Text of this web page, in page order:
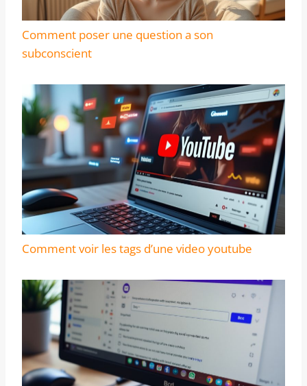
Comment poser une question a son
subconscient
Comment voir les tags d’une video youtube